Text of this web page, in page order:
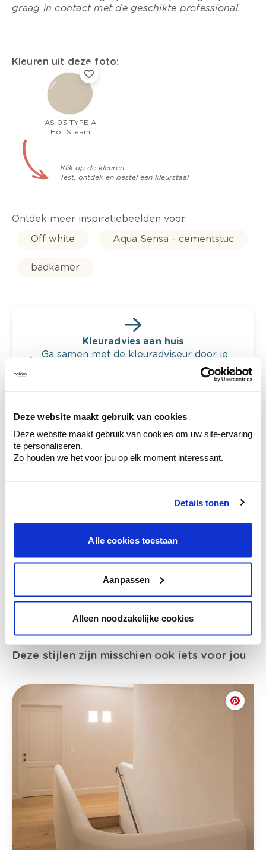
Deze website maakt gebruik van cookies
Deze website maakt gebruik van cookies om uw site-ervaring
te personaliseren.
Zo houden we het voor jou op elk moment interessant.
Details tonen
Alle cookies toestaan
Aanpassen
Alleen noodzakelijke cookies
graag in contact met de geschikte professional.
Kleuren uit deze foto:
AS 03 TYPE A
Hot Steam
Klik op de kleuren:
Test, ontdek en bestel een kleurstaal
Ontdek meer inspiratiebeelden voor:
Off white
Aqua Sensa - cementstuc
badkamer
Kleuradvies aan huis
Ga samen met de kleuradviseur door je
Krijg ineens een technologische check-up
van je muren.
Bekijk je kleur in de winkel
te verfijnen.
Krijg persoonlijk advies om kleuren te
combineren.
Deze stijlen zijn misschien ook iets voor jou